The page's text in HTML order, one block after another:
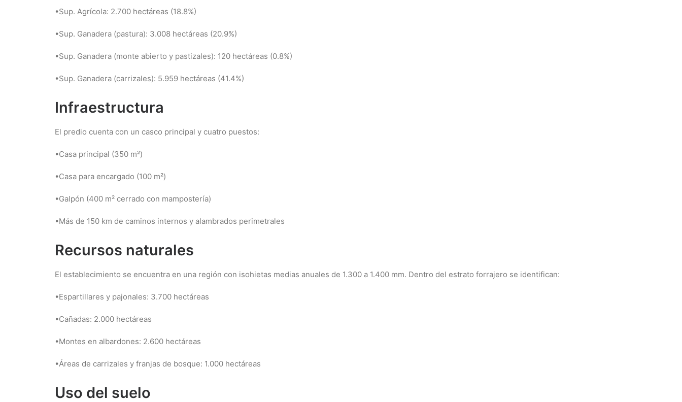
•Sup. Agrícola: 2.700 hectáreas (18.8%)
•Sup. Ganadera (pastura): 3.008 hectáreas (20.9%)
•Sup. Ganadera (monte abierto y pastizales): 120 hectáreas (0.8%)
•Sup. Ganadera (carrizales): 5.959 hectáreas (41.4%)
Infraestructura
El predio cuenta con un casco principal y cuatro puestos:
•Casa principal (350 m²)
•Casa para encargado (100 m²)
•Galpón (400 m² cerrado con mampostería)
•Más de 150 km de caminos internos y alambrados perimetrales
Recursos naturales
El establecimiento se encuentra en una región con isohietas medias anuales de 1.300 a 1.400 mm. Dentro del estrato forrajero se identifican:
•Espartillares y pajonales: 3.700 hectáreas
•Cañadas: 2.000 hectáreas
•Montes en albardones: 2.600 hectáreas
•Áreas de carrizales y franjas de bosque: 1.000 hectáreas
Uso del suelo